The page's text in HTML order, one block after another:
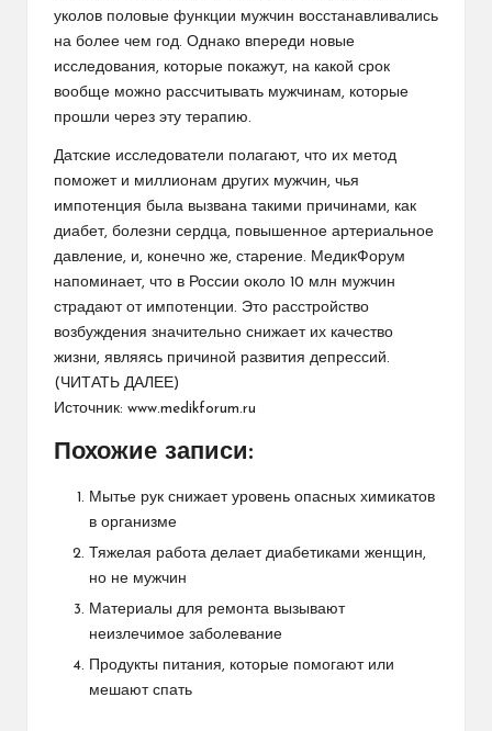
уколов половые функции мужчин восстанавливались
на более чем год. Однако впереди новые
исследования, которые покажут, на какой срок
вообще можно рассчитывать мужчинам, которые
прошли через эту терапию.
Датские исследователи полагают, что их метод
поможет и миллионам других мужчин, чья
импотенция была вызвана такими причинами, как
диабет, болезни сердца, повышенное артериальное
давление, и, конечно же, старение. МедикФорум
напоминает, что в России около 10 млн мужчин
страдают от импотенции. Это расстройство
возбуждения значительно снижает их качество
жизни, являясь причиной развития депрессий.
(ЧИТАТЬ ДАЛЕЕ)
Источник: www.medikforum.ru
Похожие записи:
Мытье рук снижает уровень опасных химикатов
в организме
Тяжелая работа делает диабетиками женщин,
но не мужчин
Материалы для ремонта вызывают
неизлечимое заболевание
Продукты питания, которые помогают или
мешают спать